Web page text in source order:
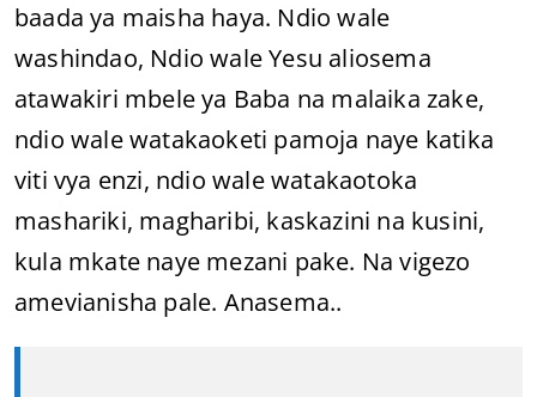
baada ya maisha haya. Ndio wale
washindao, Ndio wale Yesu aliosema
atawakiri mbele ya Baba na malaika zake,
ndio wale watakaoketi pamoja naye katika
viti vya enzi, ndio wale watakaotoka
mashariki, magharibi, kaskazini na kusini,
kula mkate naye mezani pake. Na vigezo
amevianisha pale. Anasema..